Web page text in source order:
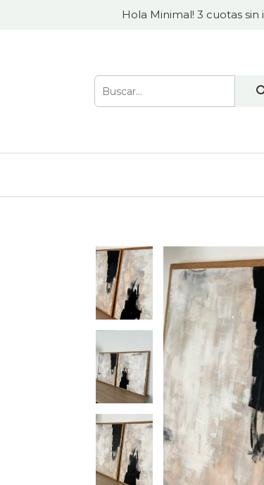
Hola Minimal! 3 cuotas